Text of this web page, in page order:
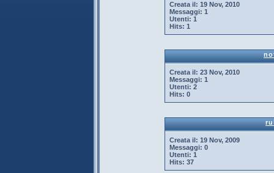
Creata il: 19 Nov, 2010
Messaggi: 1
Utenti: 1
Hits: 1
Creata il: 23 Nov, 2010
Messaggi: 1
Utenti: 2
Hits: 0
Creata il: 19 Nov, 2009
Messaggi: 0
Utenti: 1
Hits: 37